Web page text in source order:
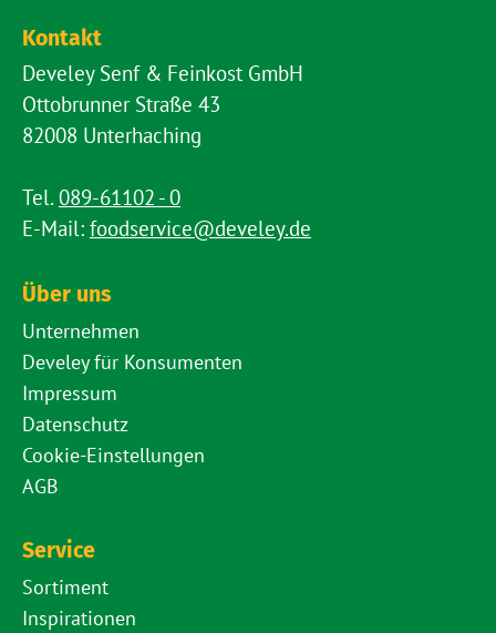
Kontakt
Develey Senf & Feinkost GmbH
Ottobrunner Straße 43
82008 Unterhaching
Tel. 089-61102 - 0
E-Mail: foodservice@develey.de
Über uns
Unternehmen
Develey für Konsumenten
Impressum
Datenschutz
Cookie-Einstellungen
AGB
Service
Sortiment
Inspirationen